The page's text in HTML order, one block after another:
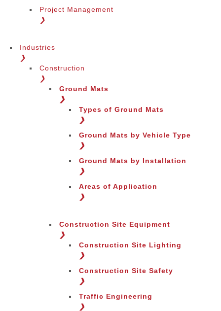
Project Management
❯
Industries
❯
Construction
❯
Ground Mats
❯
Types of Ground Mats
❯
Ground Mats by Vehicle Type
❯
Ground Mats by Installation
❯
Areas of Application
❯
Construction Site Equipment
❯
Construction Site Lighting
❯
Construction Site Safety
❯
Traffic Engineering
❯